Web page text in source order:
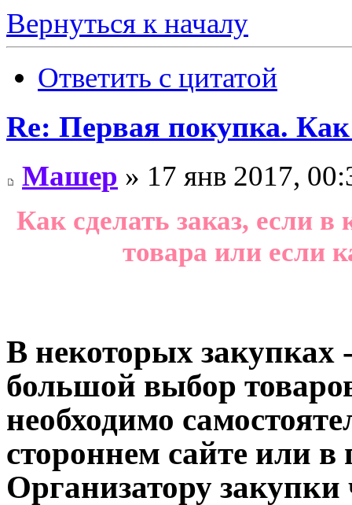
Вернуться к началу
Ответить с цитатой
Re: Первая покупка.
Машер » 17 янв 2017,
Как сделать заказ, если в
товара или если
В некоторых закупках
большой выбор
необходимо
стороннем сайте или в
Организатору